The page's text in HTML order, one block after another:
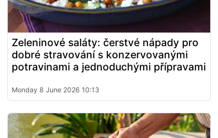
Zeleninové saláty: čerstvé nápady pro
dobré stravování s konzervovanými
potravinami a jednoduchými přípravami
Monday 8 June 2026 10:13